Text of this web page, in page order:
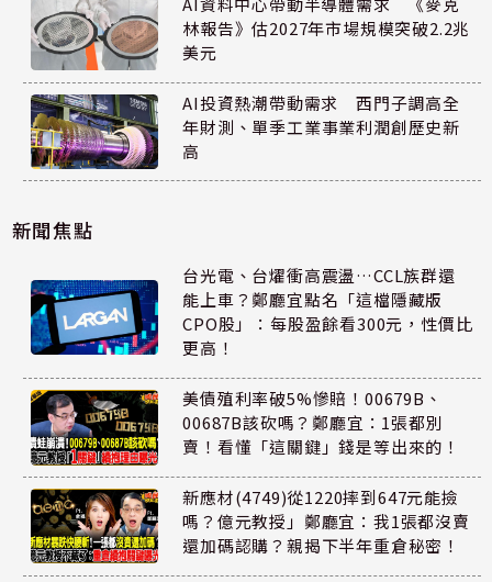
林報告》估2027年市場規模突破2.2兆
美元
AI投資熱潮帶動需求 西門子調高全
年財測、單季工業事業利潤創歷史新
高
新聞焦點
台光電、台燿衝高震盪…CCL族群還
能上車？鄭廳宜點名「這檔隱藏版
CPO股」：每股盈餘看300元，性價比
更高！
美債殖利率破5%慘賠！00679B、
00687B該砍嗎？鄭廳宜：1張都別
賣！看懂「這關鍵」錢是等出來的！
新應材(4749)從1220摔到647元能撿
嗎？億元教授」鄭廳宜：我1張都沒賣
還加碼認購？親揭下半年重倉秘密！